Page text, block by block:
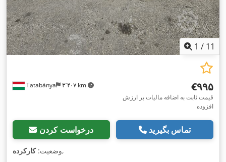
1 / 11
Tatabánya ۳٬۴۰۷ km ‎€۹۹۵
قیمت ثابت به اضافه مالیات بر ارزش
افزوده
درخواست کردن تماس بگیرید
وضعیت:کارکرده ,